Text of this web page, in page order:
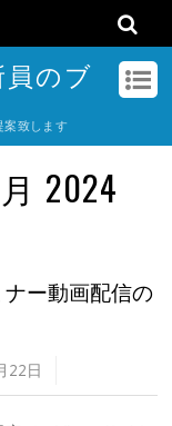
のブ
案致します
2024
ナー動画配信の
22日